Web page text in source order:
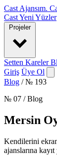
Cast Ajansım.
CastYeni Yüzler
Projeler
Setten Kareler
Giriş Üye Ol
Blog / № 193
№ 07 / Blog
Mersin
Kendilerini
ajanslarına